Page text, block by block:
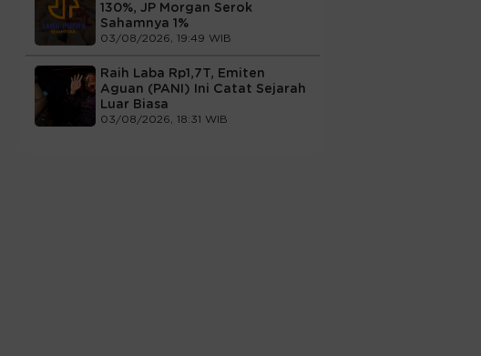
130%, JP Morgan Serok
Sahamnya 1%
03/08/2026, 19:49 WIB
Raih Laba Rp1,7T, Emiten
Aguan (PANI) Ini Catat Sejarah
Luar Biasa
03/08/2026, 18:31 WIB